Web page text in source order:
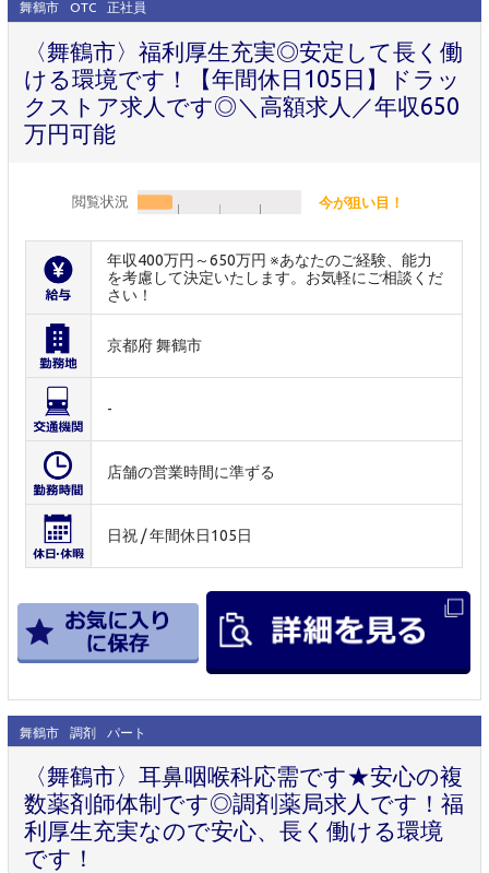
舞鶴市 OTC 正社員
〈舞鶴市〉福利厚生充実◎安定して長く働
ける環境です！【年間休日105日】ドラッ
クストア求人です◎＼高額求人／年収650
万円可能
閲覧状況 今が狙い目！
年収400万円～650万円 ※あなたのご経験、能力
を考慮して決定いたします。お気軽にご相談くだ
さい！
京都府 舞鶴市
-
店舗の営業時間に準ずる
日祝 / 年間休日105日
舞鶴市 調剤 パート
〈舞鶴市〉耳鼻咽喉科応需です★安心の複
数薬剤師体制です◎調剤薬局求人です！福
利厚生充実なので安心、長く働ける環境
です！